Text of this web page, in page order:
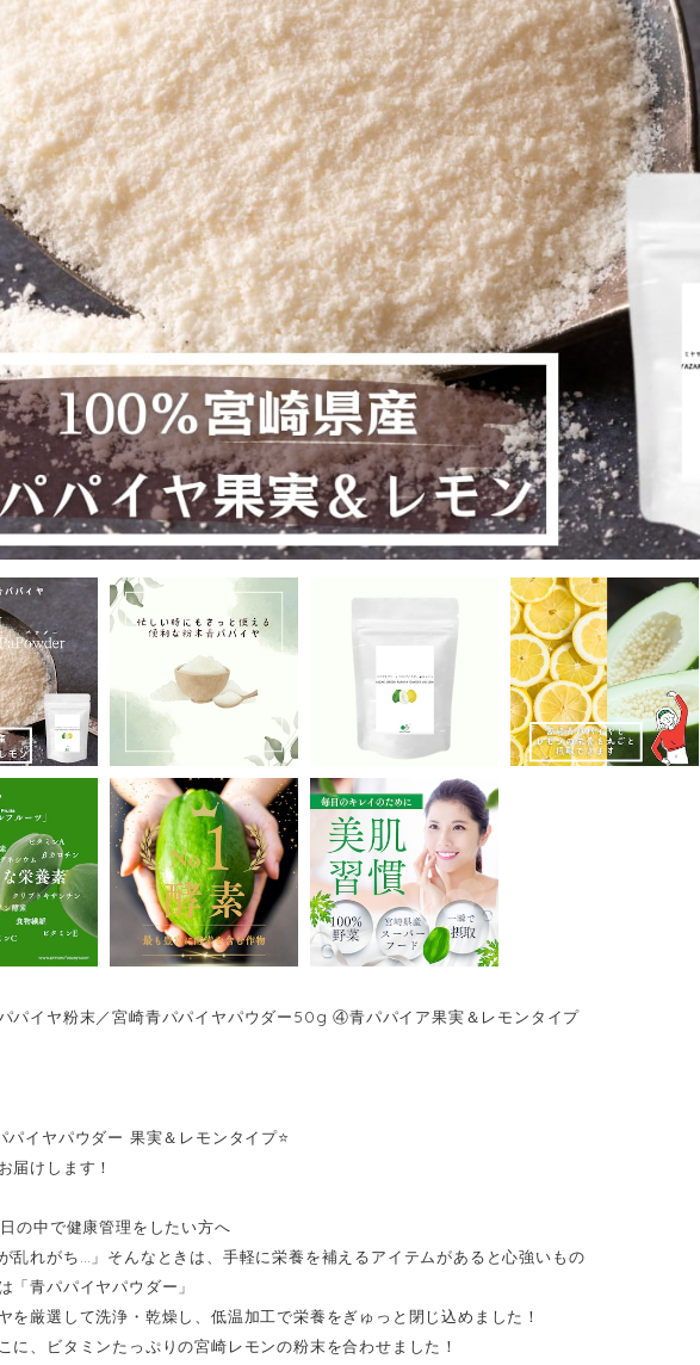
パイヤ粉末／宮崎青パパイヤパウダー50g ④青パパイア果実＆レモンタイプ
パイヤパウダー 果実＆レモンタイプ⭐️
届けします！
の中で健康管理をしたい方へ
乱れがち…」そんなときは、手軽に栄養を補えるアイテムがあると心強いもの
「青パパイヤパウダー」
を厳選して洗浄・乾燥し、低温加工で栄養をぎゅっと閉じ込めました！
に、ビタミンたっぷりの宮崎レモンの粉末を合わせました！